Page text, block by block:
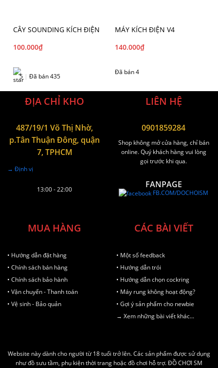
CÂY SOUNDING KÍCH ĐIỆN
100.000₫
5 | Đã bán 435
MÁY KÍCH ĐIỆN V4
140.000₫
Đã bán 4
ĐỊA CHỈ KHO
487/19/1 Võ Thị Nhờ,
p.Tân Thuận Đông, quận
7, TPHCM
→ Định vị
13:00 - 22:00
LIÊN HỆ
0901859284
Shop không mở cửa hàng, chỉ bán
online. Quý khách hàng vui lòng
gọi trước khi qua.
FANPAGE
FB.COM/DOCHOISM
MUA HÀNG
• Hướng dẫn đặt hàng
• Chính sách bán hàng
• Chính sách bảo hành
• Vận chuyển - Thanh toán
• Vệ sinh - Bảo quản
CÁC BÀI VIẾT
• Một số feedback
• Hướng dẫn trói
• Hướng dẫn chọn cockring
• Máy rung không hoạt động?
• Gợi ý sản phẩm cho newbie
→ Xem những bài viết khác...
Website này dành cho người từ 18 tuổi trở lên. Các sản phẩm được sử dụng
như đồ sưu tầm, phụ kiện thời trang hoặc đồ chơi hỗ trợ. ĐỒ CHƠI SM